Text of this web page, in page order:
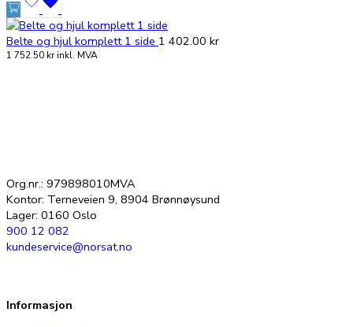
Belte og hjul komplett 1 side 1 402.00 kr
1 752.50 krinkl. MVA
Org.nr.: 979898010MVA
Kontor: Terneveien 9, 8904 Brønnøysund
Lager: 0160 Oslo
900 12 082
kundeservice@norsat.no
Informasjon